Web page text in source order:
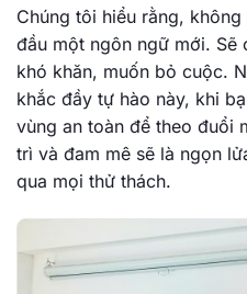
Chúng tôi hiểu rằng,
đầu một ngôn ngữ mới. Sẽ
khó khăn, muốn bỏ cuộc.
khắc đầy tự hào này, khi
vùng an toàn để theo đuổi
trì và đam mê sẽ là ngọn
qua mọi thử thách.